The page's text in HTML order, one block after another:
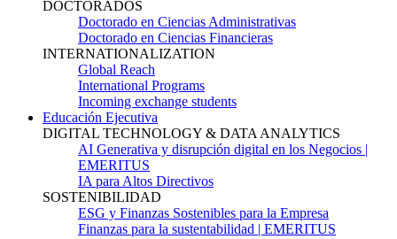
DOCTORADOS
Doctorado en Ciencias Administrativas
Doctorado en Ciencias Financieras
INTERNATIONALIZATION
Global Reach
International Programs
Incoming exchange students
Educación Ejecutiva
DIGITAL TECHNOLOGY & DATA ANALYTICS
AI Generativa y disrupción digital en los Negocios |
EMERITUS
IA para Altos Directivos
SOSTENIBILIDAD
ESG y Finanzas Sostenibles para la Empresa
Finanzas para la sustentabilidad | EMERITUS